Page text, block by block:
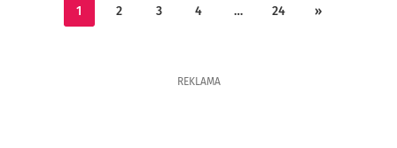
1 2 3 4 … 24 »
REKLAMA